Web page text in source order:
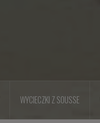
WYCIECZKI Z SOUSSE